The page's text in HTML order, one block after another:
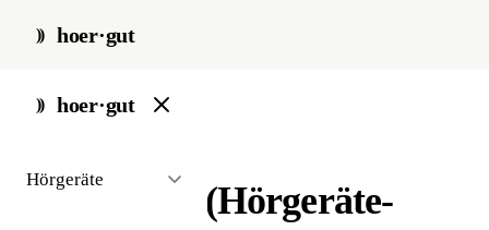
hoer·gut
hoer·gut
Hörgeräte
start / glossar / programm
Programm (Hörgeräte-